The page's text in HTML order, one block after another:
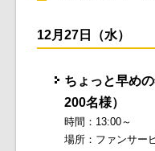
12月27日（水）
ちょっと早め
200名様）
時間：13:00～
場所：ファンサー